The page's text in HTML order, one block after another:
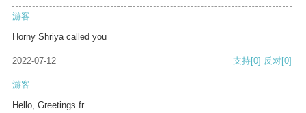
游客
Horny Shriya called you
2022-07-12 支持[0] 反对[0]
游客
Hello, Greetings fr